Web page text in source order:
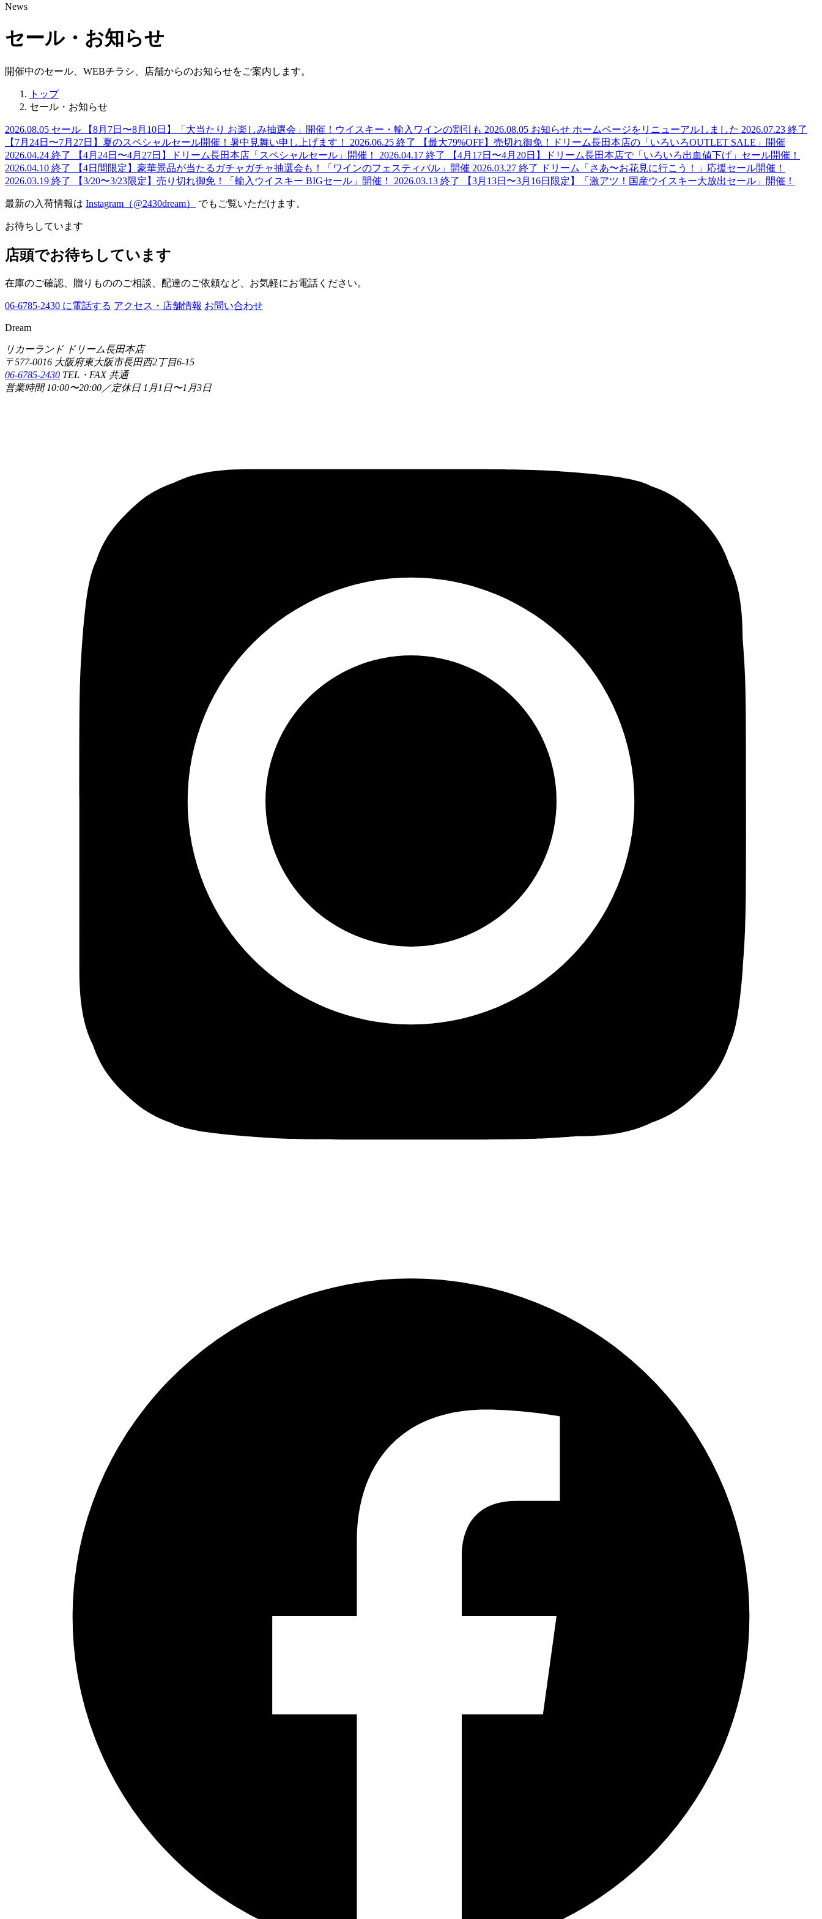
News
セール・お知らせ
開催中のセール、WEBチラシ、店舗からのお知らせをご案内します。
トップ
セール・お知らせ
2026.08.05 セール 【8月7日〜8月10日】「大当たり お楽しみ抽選会」開催！ウイスキー・輸入ワインの割引も 2026.08.05 お知らせ ホームページをリニューアルしました 2026.07.23 終了
【7月24日〜7月27日】夏のスペシャルセール開催！暑中見舞い申し上げます！
2026.06.25 終了
【最大79%OFF】売切れ御免！ドリーム長田本店の「いろいろOUTLET SALE」開催
2026.04.24 終了 【4月24日〜4月27日】ドリーム長田本店「スペシャルセール」開催！ 2026.04.17 終了
【4月17日〜4月20日】ドリーム長田本店で「いろいろ出血値下げ」セール開催！
2026.04.10 終了 【4日間限定】豪華景品が当たるガチャガチャ抽選会も！「ワインのフェスティバル」開催 2026.03.27 終了
ドリーム「さあ〜お花見に行こう！」応援セール開催！
2026.03.19 終了 【3/20〜3/23限定】売り切れ御免！「輸入ウイスキー BIGセール」開催！ 2026.03.13 終了 【3月13日〜3月16日限定】「激アツ！国産ウイスキー大放出セール」開催！
最新の入荷情報は Instagram（@2430dream） でもご覧いただけます。
お待ちしています
店頭でお待ちしています
在庫のご確認、贈りもののご相談、配達のご依頼など、お気軽にお電話ください。
06-6785-2430 に電話する アクセス・店舗情報 お問い合わせ
Dream
リカーランド ドリーム長田本店
〒577-0016 大阪府東大阪市長田西2丁目6-15
06-6785-2430 TEL・FAX 共通
営業時間 10:00〜20:00／定休日 1月1日〜1月3日